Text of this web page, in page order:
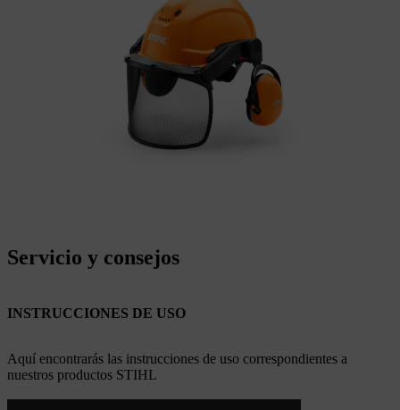
Servicio y consejos
INSTRUCCIONES DE USO
Aquí encontrarás las instrucciones de uso correspondientes a
nuestros productos STIHL